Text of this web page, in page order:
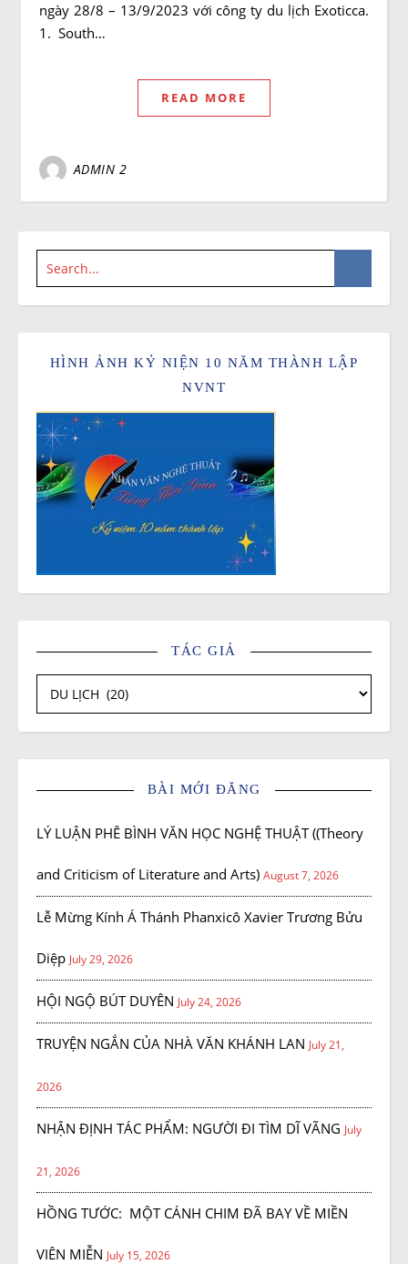
ngày 28/8 – 13/9/2023 với công ty du lịch Exoticca.
1. South…
READ MORE
ADMIN 2
HÌNH ẢNH KỶ NIỆN 10 NĂM THÀNH LẬP
NVNT
TÁC GIẢ
Tác giả
BÀI MỚI ĐĂNG
LÝ LUẬN PHÊ BÌNH VĂN HỌC NGHỆ THUẬT ((Theory
and Criticism of Literature and Arts) August 7, 2026
Lễ Mừng Kính Á Thánh Phanxicô Xavier Trương Bửu
Diệp July 29, 2026
HỘI NGỘ BÚT DUYÊN July 24, 2026
TRUYỆN NGẮN CỦA NHÀ VĂN KHÁNH LAN July 21,
2026
NHẬN ĐỊNH TÁC PHẨM: NGƯỜI ĐI TÌM DĨ VÃNG July
21, 2026
HỒNG TƯỚC: MỘT CÁNH CHIM ĐÃ BAY VỀ MIỀN
VIÊN MIỄN July 15, 2026